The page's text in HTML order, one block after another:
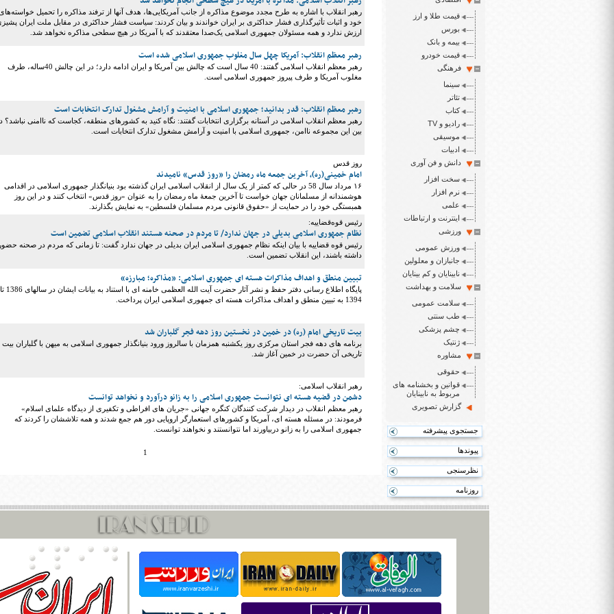
قیمت طلا و ارز
بورس
بیمه و بانک
قیمت خودرو
فرهنگی
سینما
تئاتر
کتاب
رادیو و TV
موسیقی
ادبیات
دانش و فن آوری
سخت افزار
نرم افزار
علمی
اینترنت و ارتباطات
ورزشی
ورزش عمومی
جانبازان و معلولین
نابینایان و کم بینایان
سلامت و بهداشت
سلامت عمومی
طب سنتی
چشم پزشکی
ژنتیک
مشاوره
حقوقی
قوانین و بخشنامه های
مربوط به نابینایان
گزارش تصویری
جستجوی پیشرفته
پیوندها
نظرسنجی
روزنامه
رهبر انقلاب با اشاره به طرح مجدد موضوع مذاکره از جانب آمریکایی‌ها، هدف آنها از ترفند مذاکره را تحمیل
خود و اثبات تأثیرگذاری فشار حداکثری بر ایران خواندند و بیان کردند: سیاست فشار حداکثری در مقابل ملت ایران
ارزش ندارد و همه مسئولان جمهوری اسلامی یک‌صدا معتقدند که با آمریکا در هیچ سطحی مذاکره نخواهد شد.
رهبر معظم انقلاب: آمریکا چهل سال مغلوب جمهوری اسلامی شده است
رهبر معظم انقلاب اسلامی گفتند: 40 سال است که چالش بین آمریکا و ایران ادامه دارد؛ در این چالش 40ساله، طرف
مغلوب آمریکا و طرف پیروز جمهوری اسلامی است.
رهبر معظم انقلاب: قدر بدانید؛ جمهوری اسلامی با امنیت و آرامش مشغول تدارک انتخابات است
رهبر معظم انقلاب اسلامی در آستانه برگزاری انتخابات گفتند: نگاه کنید به کشورهای منطقه، کجاست که ناامنی نباشد؟
بین این مجموعه‌ ناامن، جمهوری اسلامی با امنیت و آرامش مشغول تدارک انتخابات است.
روز قدس
امام خمینی(ره)، آخرین جمعه ماه رمضان را «روز قدس» نامیدند
۱۶ مرداد سال 58 در حالی که کمتر از یک سال از انقلاب اسلامی ایران گذشته بود بنیانگذار جمهوری اسلامی در اقدامی
هوشمندانه از مسلمانان جهان خواست تا آخرین جمعهٔ ماه رمضان را به عنوان «روز قدس» انتخاب کنند و در این روز
همبستگی خود را در حمایت از «حقوق قانونی مردم مسلمان فلسطین» به نمایش بگذارند.
رئیس قوه‌قضاییه:
نظام جمهوری اسلامی بدیلی در جهان ندارد/ تا مردم در صحنه هستند انقلاب اسلامی تضمین است
رئیس قوه قضاییه با بیان اینکه نظام جمهوری اسلامی ایران بدیلی در جهان ندارد گفت: تا زمانی که مردم در صحنه
داشته باشند، این انقلاب تضمین است.
تبیین منطق و اهداف مذاکرات هسته ای جمهوری اسلامی: «مذاکره؛ مبارزه»
پایگاه اطلاع رسانی دفتر حفظ و نشر آثار حضرت آیت الله العظمی خامنه ای با استناد به بیانات ایشان در سالهای 1386 تا
1394 به تبیین منطق و اهداف مذاکرات هسته ای جمهوری اسلامی ایران پرداخت.
بیت تاریخی امام (ره) در خمین در نخستین روز دهه فجر گلباران شد
برنامه های دهه فجر استان مرکزی روز یکشنبه همزمان با سالروز ورود بنیانگذار جمهوری اسلامی به میهن با گلباران بیت
تاریخی آن حضرت در خمین آغاز شد.
رهبر انقلاب اسلامی:
دشمن در قضیه هسته ای نتوانست جمهوری اسلامی را به زانو درآورد و نخواهد توانست
رهبر معظم انقلاب در دیدار شرکت کنندگان کنگره جهانی «جریان های افراطی و تکفیری از دیدگاه علمای اسلام»
فرمودند: در مسئله هسته ای، آمریکا و کشورهای استعمارگر اروپایی دور هم جمع شدند و همه تلاششان را کردند که
جمهوری اسلامی را به زانو دربیاورند اما نتوانستند و نخواهند توانست.
1